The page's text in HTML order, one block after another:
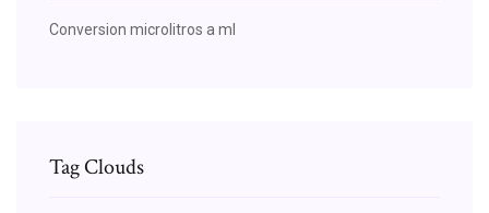
Conversion microlitros a ml
Tag Clouds